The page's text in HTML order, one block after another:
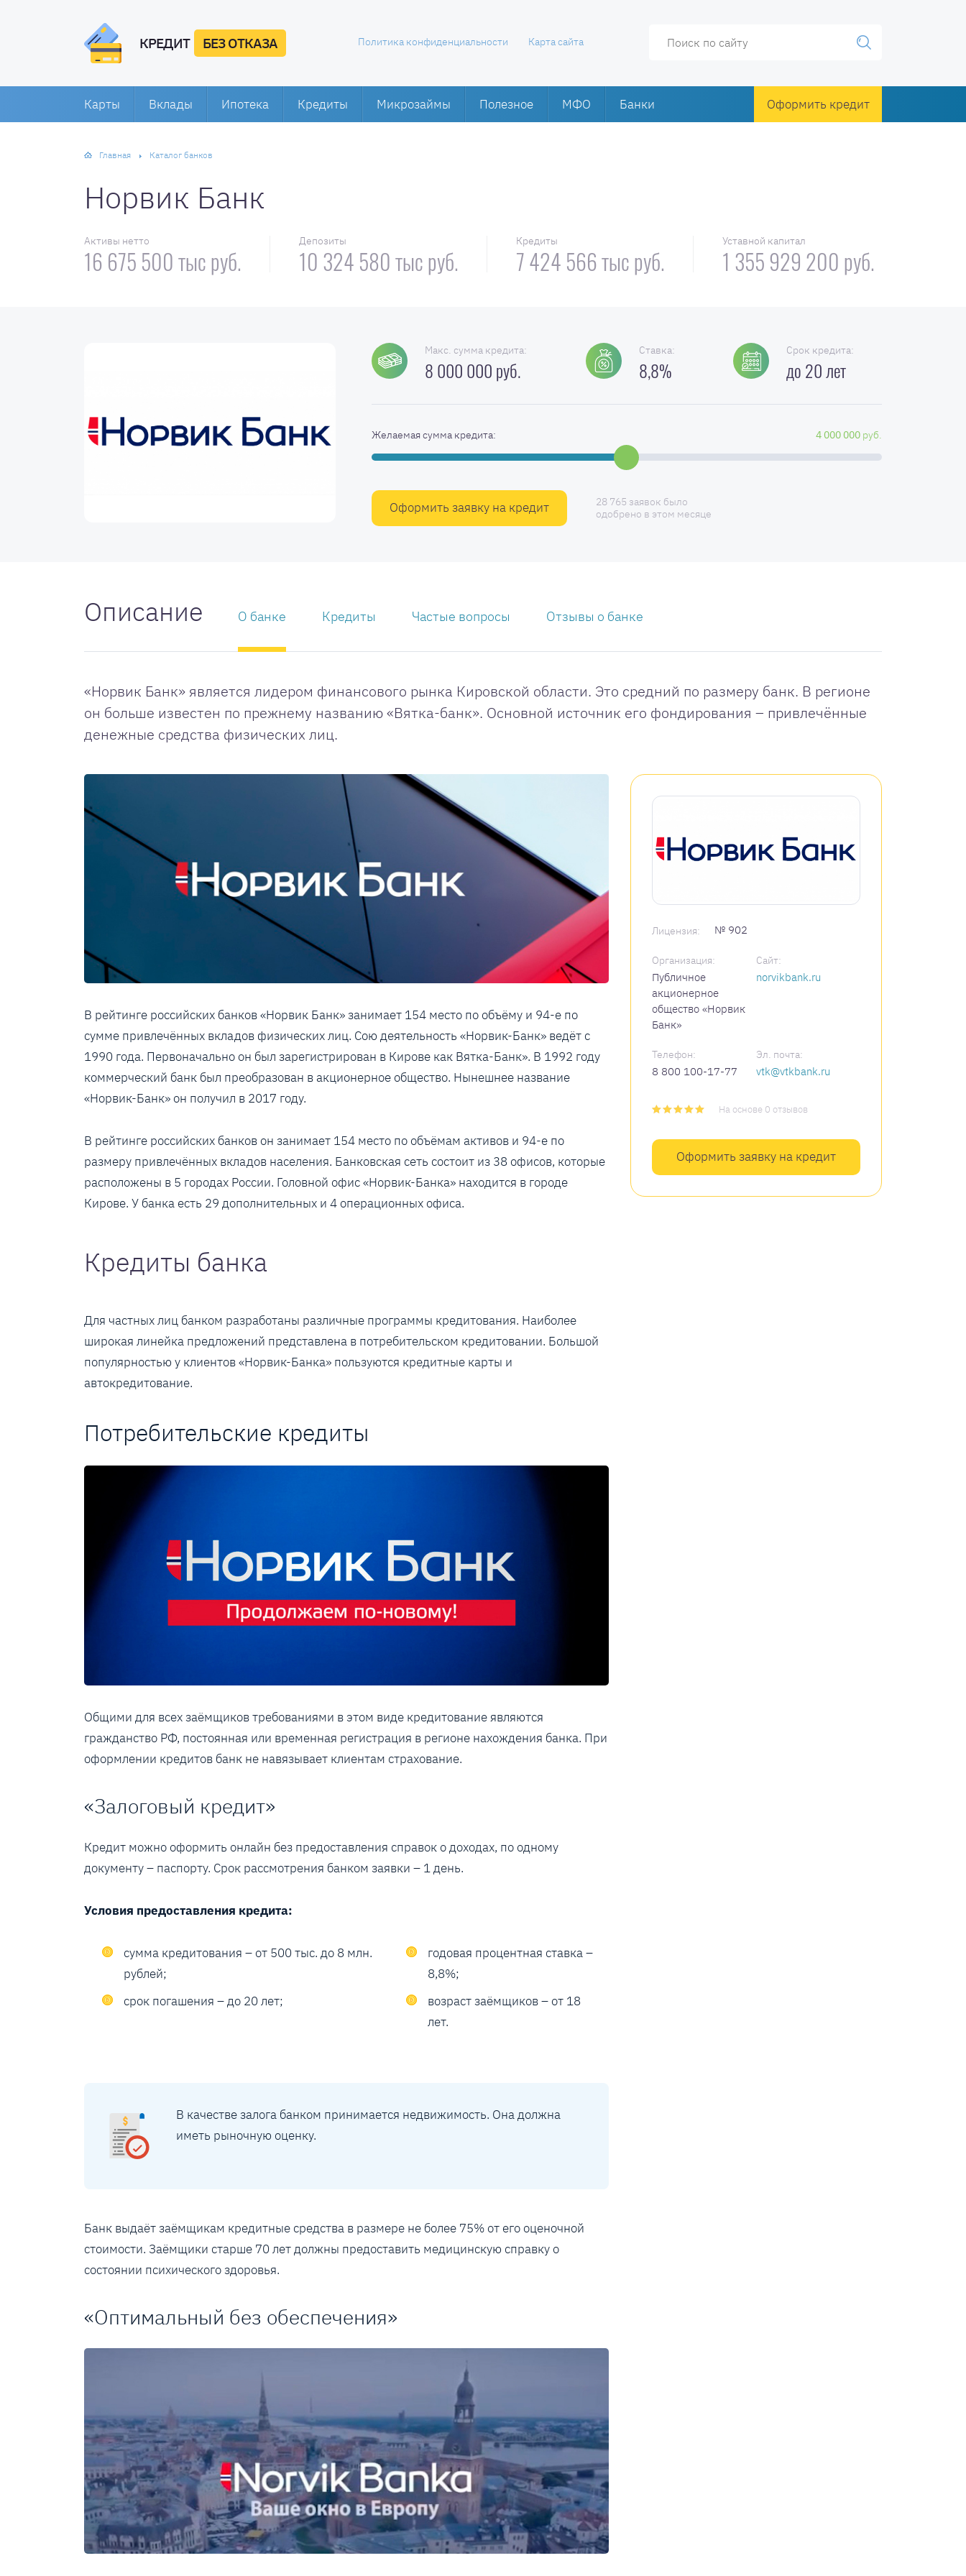
КРЕДИТ БЕЗ ОТКАЗА Политика конфиденциальности Карта сайта
Карты Вклады Ипотека Кредиты Микрозаймы Полезное МФО Банки Оформить кредит
Главная Каталог банков
Норвик Банк
Активы нетто
16 675 500 тыс руб.
Депозиты
10 324 580 тыс руб.
Кредиты
7 424 566 тыс руб.
Уставной капитал
1 355 929 200 руб.
Макс. сумма кредита:
8 000 000 руб.
Ставка:
8,8%
Срок кредита:
до 20 лет
Желаемая сумма кредита: 4 000 000 руб.
Оформить заявку на кредит
28 765 заявок было
одобрено в этом месяце
Описание О банке Кредиты Частые вопросы Отзывы о банке
«Норвик Банк» является лидером финансового рынка Кировской области. Это средний по размеру банк. В регионе
он больше известен по прежнему названию «Вятка-банк». Основной источник его фондирования – привлечённые
денежные средства физических лиц.
Лицензия: № 902
Организация:
Публичное
акционерное
общество «Норвик
Банк»
Сайт:
norvikbank.ru
Телефон:
8 800 100-17-77
Эл. почта:
vtk@vtkbank.ru
На основе 0 отзывов
Оформить заявку на кредит
В рейтинге российских банков «Норвик Банк» занимает 154 место по объёму и 94-е по
сумме привлечённых вкладов физических лиц. Сою деятельность «Норвик-Банк» ведёт с
1990 года. Первоначально он был зарегистрирован в Кирове как Вятка-Банк». В 1992 году
коммерческий банк был преобразован в акционерное общество. Нынешнее название
«Норвик-Банк» он получил в 2017 году.
В рейтинге российских банков он занимает 154 место по объёмам активов и 94-е по
размеру привлечённых вкладов населения. Банковская сеть состоит из 38 офисов, которые
расположены в 5 городах России. Головной офис «Норвик-Банка» находится в городе
Кирове. У банка есть 29 дополнительных и 4 операционных офиса.
Кредиты банка
Для частных лиц банком разработаны различные программы кредитования. Наиболее
широкая линейка предложений представлена в потребительском кредитовании. Большой
популярностью у клиентов «Норвик-Банка» пользуются кредитные карты и
автокредитование.
Потребительские кредиты
Общими для всех заёмщиков требованиями в этом виде кредитование являются
гражданство РФ, постоянная или временная регистрация в регионе нахождения банка. При
оформлении кредитов банк не навязывает клиентам страхование.
«Залоговый кредит»
Кредит можно оформить онлайн без предоставления справок о доходах, по одному
документу – паспорту. Срок рассмотрения банком заявки – 1 день.
Условия предоставления кредита:
сумма кредитования – от 500 тыс. до 8 млн.
рублей;
срок погашения – до 20 лет;
годовая процентная ставка –
8,8%;
возраст заёмщиков – от 18
лет.
В качестве залога банком принимается недвижимость. Она должна
иметь рыночную оценку.
Банк выдаёт заёмщикам кредитные средства в размере не более 75% от его оценочной
стоимости. Заёмщики старше 70 лет должны предоставить медицинскую справку о
состоянии психического здоровья.
«Оптимальный без обеспечения»